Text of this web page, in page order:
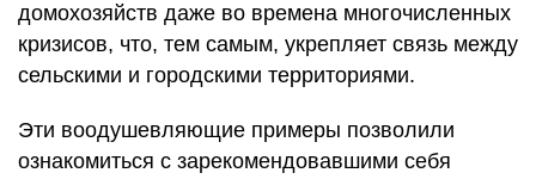
домохозяйств даже во времена многочисленных
кризисов, что, тем самым, укрепляет связь между
сельскими и городскими территориями.
Эти воодушевляющие примеры позволили
ознакомиться с зарекомендовавшими себя